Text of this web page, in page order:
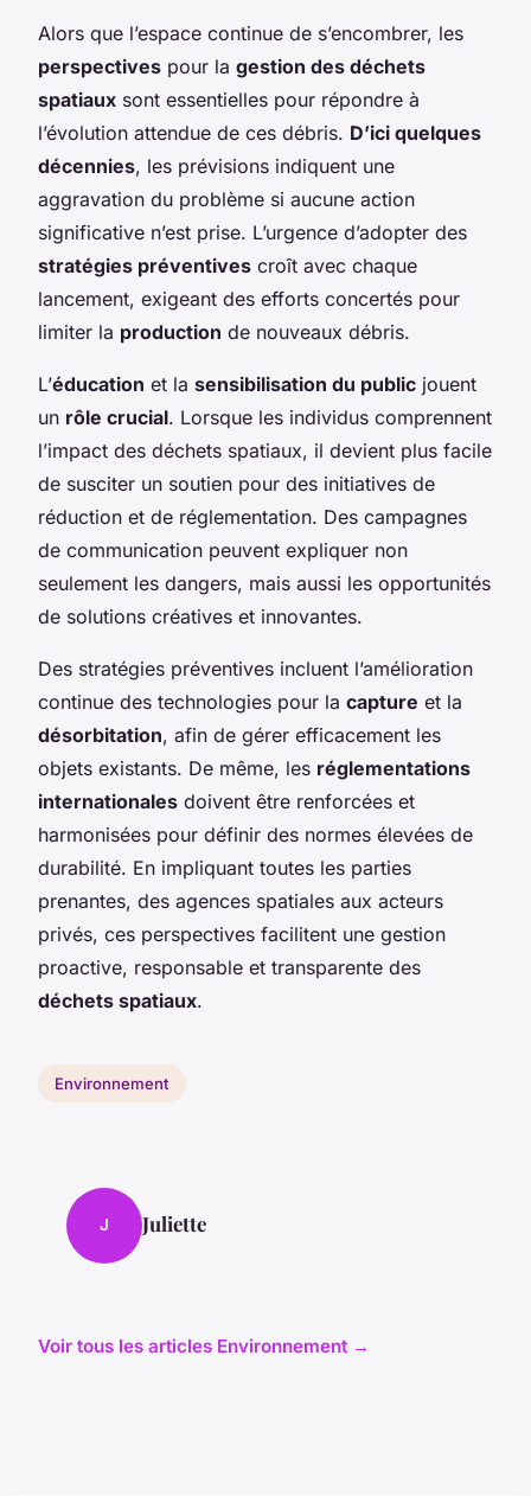
Alors que l’espace continue de s’encombrer, les
perspectives pour la gestion des déchets
spatiaux sont essentielles pour répondre à
l’évolution attendue de ces débris. D’ici quelques
décennies, les prévisions indiquent une
aggravation du problème si aucune action
significative n’est prise. L’urgence d’adopter des
stratégies préventives croît avec chaque
lancement, exigeant des efforts concertés pour
limiter la production de nouveaux débris.
L’éducation et la sensibilisation du public jouent
un rôle crucial. Lorsque les individus comprennent
l’impact des déchets spatiaux, il devient plus facile
de susciter un soutien pour des initiatives de
réduction et de réglementation. Des campagnes
de communication peuvent expliquer non
seulement les dangers, mais aussi les opportunités
de solutions créatives et innovantes.
Des stratégies préventives incluent l’amélioration
continue des technologies pour la capture et la
désorbitation, afin de gérer efficacement les
objets existants. De même, les réglementations
internationales doivent être renforcées et
harmonisées pour définir des normes élevées de
durabilité. En impliquant toutes les parties
prenantes, des agences spatiales aux acteurs
privés, ces perspectives facilitent une gestion
proactive, responsable et transparente des
déchets spatiaux.
Environnement
J Juliette
Voir tous les articles Environnement →